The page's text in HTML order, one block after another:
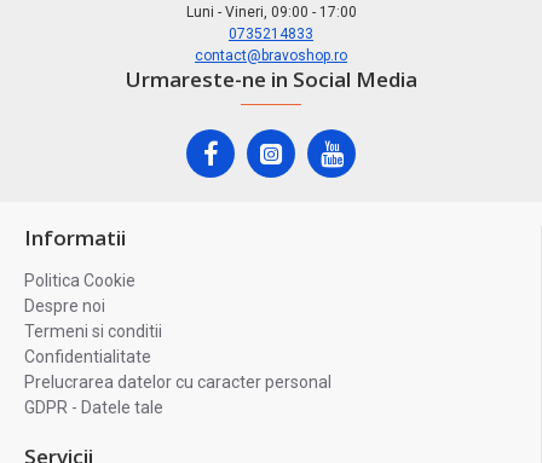
Luni - Vineri, 09:00 - 17:00
0735214833
contact@bravoshop.ro
Urmareste-ne in Social Media
Informatii
Politica Cookie
Despre noi
Termeni si conditii
Confidentialitate
Prelucrarea datelor cu caracter personal
GDPR - Datele tale
Servicii